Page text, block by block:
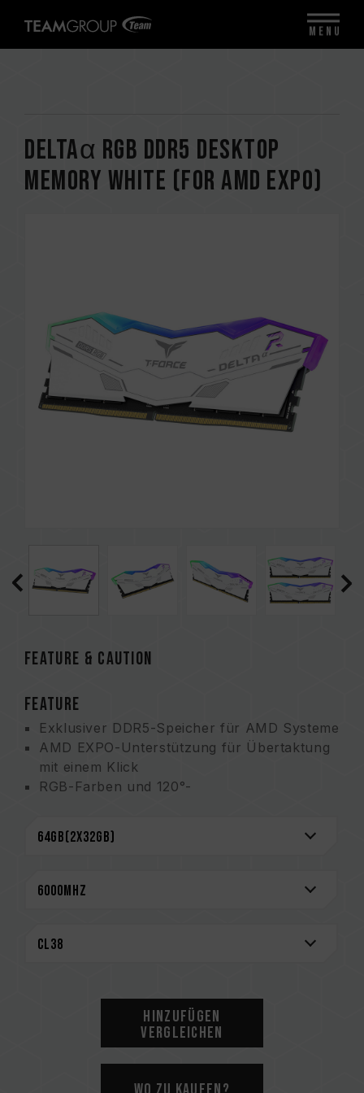
DELTAα RGB DDR5 DESKTOP
MEMORY WHITE (FOR AMD EXPO)
FEATURE & CAUTION
FEATURE
Exklusiver DDR5-Speicher für AMD Systeme
AMD EXPO-Unterstützung für Übertaktung
mit einem Klick
RGB-Farben und 120°-
zuverlässige, effiziente Energienutzung
On-die ECC für ein stabiles System
Ausgestattet mit einem intelligenten RGB-IC-
Taiwanisches Gebrauchsmuster
(nummer:M640994)
Innovatives Design der Drahtstruktur zur
Senkung des Stromverbrauchs
(Taiwanische Patent: I842298)
Hinzufügen
Vergleichen
MENU